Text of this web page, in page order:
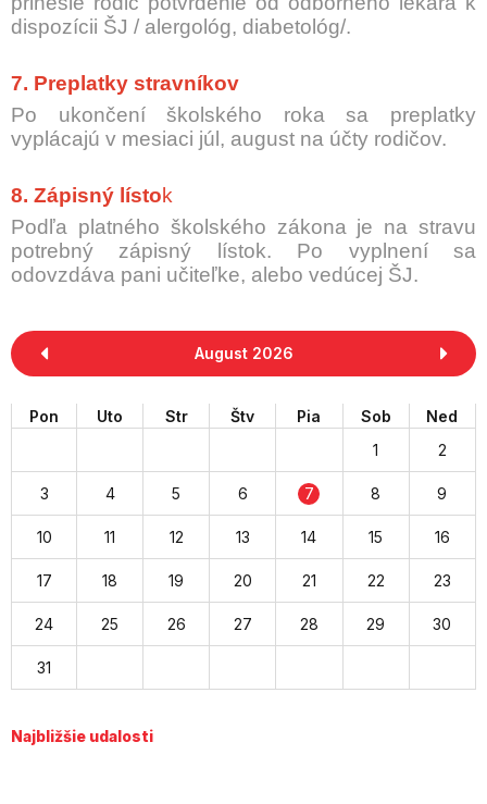
dispozícii ŠJ / alergológ, diabetológ/.
7. Preplatky stravníkov
Po ukončení školského roka sa preplatky
vyplácajú v mesiaci júl, august na účty rodičov.
8. Zápisný lístok
Podľa platného školského zákona je na stravu
potrebný zápisný lístok. Po vyplnení sa
odovzdáva pani učiteľke, alebo vedúcej ŠJ.
August 2026
Pon Uto Str Štv Pia Sob
Ned
1
2
3 4 5 6 7 8 9
10 11 12 13 14 15 16
17 18 19 20 21 22 23
24 25 26 27 28 29 30
31
Najbližšie udalosti